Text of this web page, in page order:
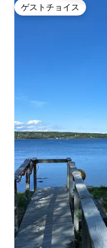
ゲストチョイス
ゲストチョイス